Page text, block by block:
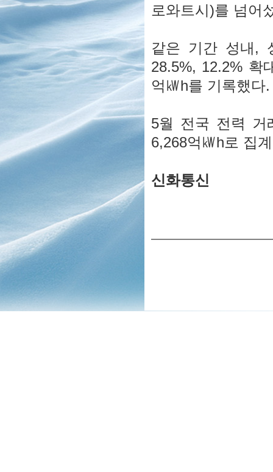
로와트시)를 넘어
같은 기간 성내,
28.5%, 12.2% 확
억㎾h를 기록했다.
5월 전국 전력 거
6,268억㎾h로 집
신화통신